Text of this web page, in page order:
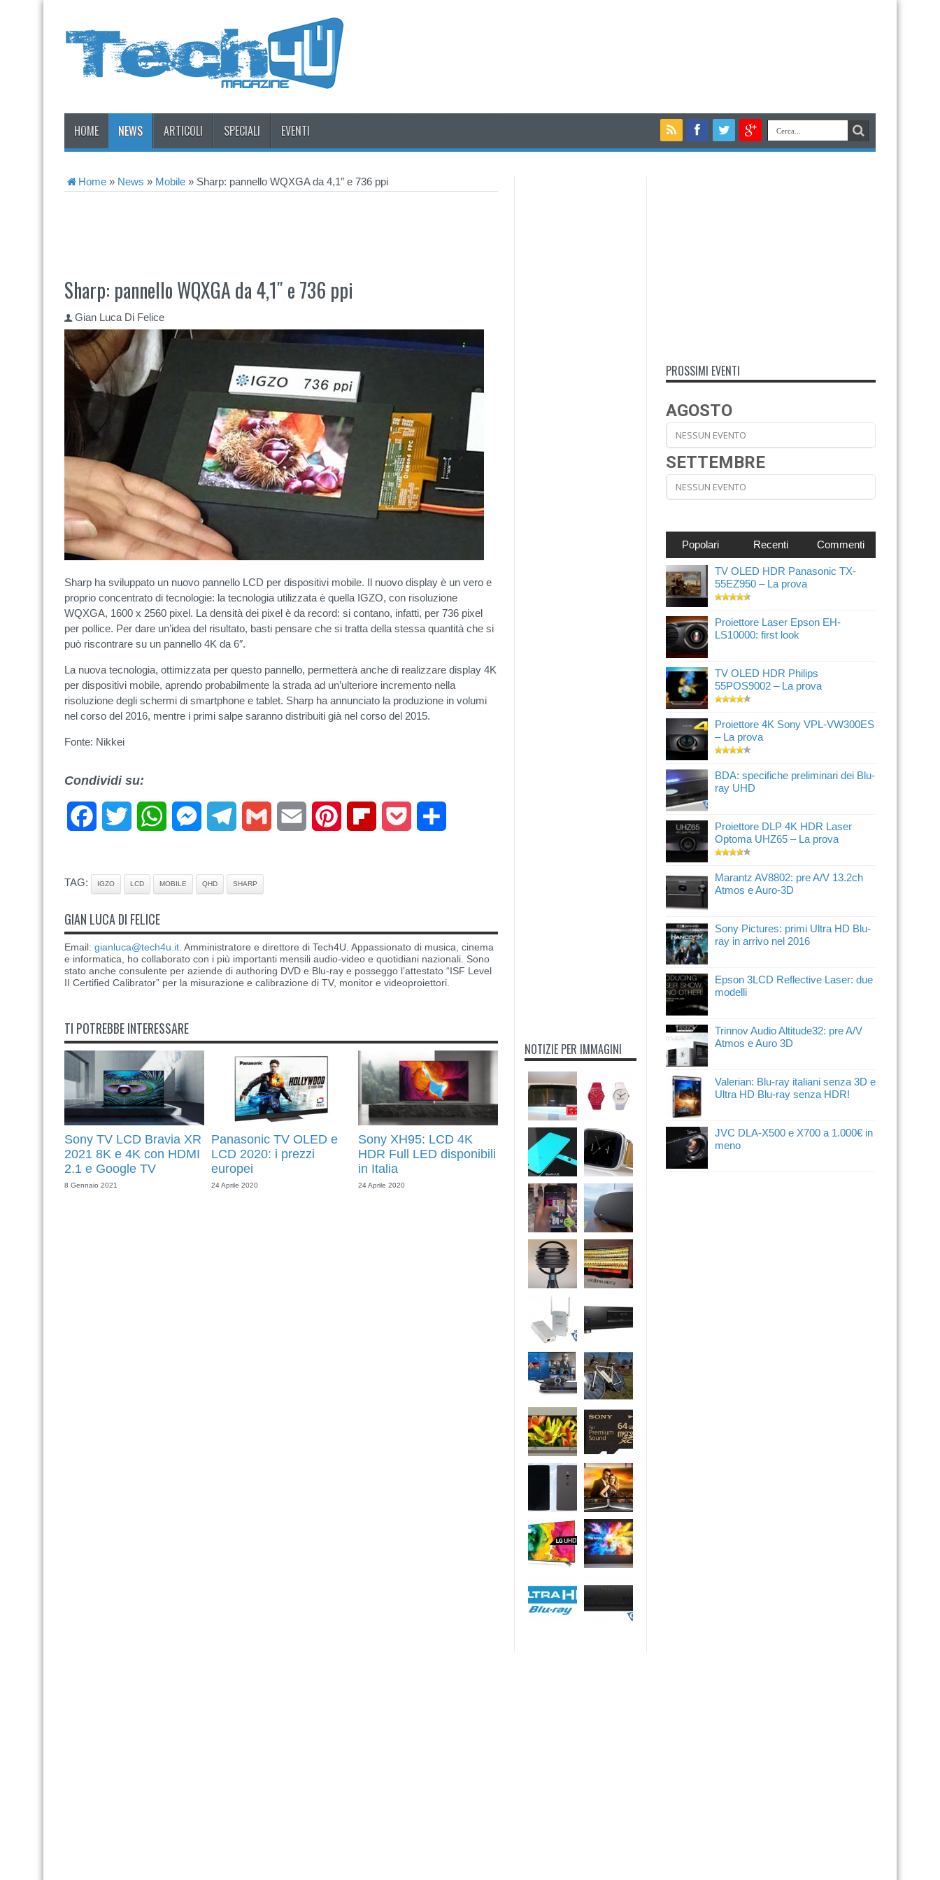
HOME NEWS ARTICOLI SPECIALI EVENTI
Home » News » Mobile » Sharp: pannello WQXGA da 4,1″ e 736 ppi
Sharp: pannello WQXGA da 4,1″ e 736 ppi
Gian Luca Di Felice
Sharp ha sviluppato un nuovo pannello LCD per dispositivi mobile. Il nuovo display è un vero e
proprio concentrato di tecnologie: la tecnologia utilizzata è quella IGZO, con risoluzione
WQXGA, 1600 x 2560 pixel. La densità dei pixel è da record: si contano, infatti, per 736 pixel
per pollice. Per dare un’idea del risultato, basti pensare che si tratta della stessa quantità che si
può riscontrare su un pannello 4K da 6″.
La nuova tecnologia, ottimizzata per questo pannello, permetterà anche di realizzare display 4K
per dispositivi mobile, aprendo probabilmente la strada ad un’ulteriore incremento nella
risoluzione degli schermi di smartphone e tablet. Sharp ha annunciato la produzione in volumi
nel corso del 2016, mentre i primi salpe saranno distribuiti già nel corso del 2015.
Fonte: Nikkei
Condividi su:
FacebookTwitter WhatsAppMessengerTelegramGmail Email Pinterest FlipboardPocket
TAG: IGZO LCD MOBILE QHD SHARP
GIAN LUCA DI FELICE
Email: gianluca@tech4u.it . Amministratore e direttore di Tech4U. Appassionato di musica, cinema
e informatica, ho collaborato con i più importanti mensili audio-video e quotidiani nazionali. Sono
stato anche consulente per aziende di authoring DVD e Blu-ray e posseggo l’attestato “ISF Level
II Certified Calibrator” per la misurazione e calibrazione di TV, monitor e videoproiettori.
TI POTREBBE INTERESSARE
Sony TV LCD Bravia XR
2021 8K e 4K con HDMI
2.1 e Google TV
8 Gennaio 2021
Panasonic TV OLED e
LCD 2020: i prezzi
europei
24 Aprile 2020
Sony XH95: LCD 4K
HDR Full LED disponibili
in Italia
24 Aprile 2020
NOTIZIE PER IMMAGINI
PROSSIMI EVENTI
AGOSTO
NESSUN EVENTO
SETTEMBRE
NESSUN EVENTO
Popolari Recenti Commenti
TV OLED HDR Panasonic TX-
55EZ950 – La prova
Proiettore Laser Epson EH-
LS10000: first look
TV OLED HDR Philips
55POS9002 – La prova
Proiettore 4K Sony VPL-VW300ES
– La prova
BDA: specifiche preliminari dei Blu-
ray UHD
Proiettore DLP 4K HDR Laser
Optoma UHZ65 – La prova
Marantz AV8802: pre A/V 13.2ch
Atmos e Auro-3D
Sony Pictures: primi Ultra HD Blu-
ray in arrivo nel 2016
Epson 3LCD Reflective Laser: due
modelli
Trinnov Audio Altitude32: pre A/V
Atmos e Auro 3D
Valerian: Blu-ray italiani senza 3D e
Ultra HD Blu-ray senza HDR!
JVC DLA-X500 e X700 a 1.000€ in
meno